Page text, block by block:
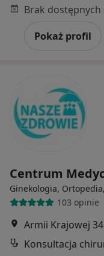
Pokaż profil
Centrum
Ginekologia,
103 opinie
Armii Krajowej 34
Konsultacja